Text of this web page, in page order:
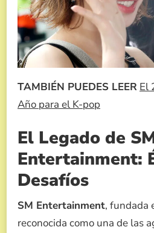
TAMBIÉN PUEDES LEER El
Año para el K-pop
El Legado de
Entertainment:
Desafíos
SM Entertainment, fundada
reconocida como una de las